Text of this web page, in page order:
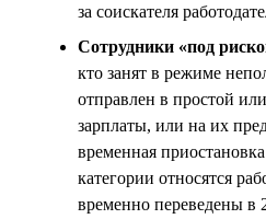
за соискателя
Сотрудники «под
кто занят в режиме
отправлен в простой
зарплаты, или на их
временная
категории относятся
временно переведены в